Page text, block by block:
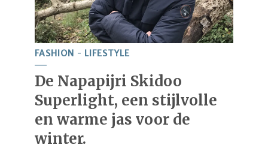
FASHION LIFESTYLE
De Napapijri Skidoo
Superlight, een stijlvolle
en warme jas voor de
winter.